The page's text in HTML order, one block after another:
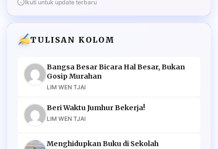
Ikuti untuk update terbaru
TULISAN KOLOM
Bangsa Besar Bicara Hal Besar, Bukan
Gosip Murahan
LIM WEN TJAI
Beri Waktu Jumhur Bekerja!
LIM WEN TJAI
Menghidupkan Buku di Sekolah